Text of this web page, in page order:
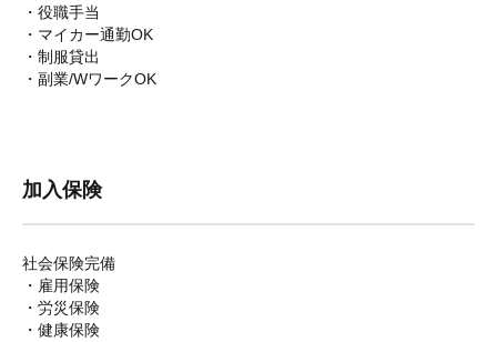
・役職手当
・マイカー通勤OK
・制服貸出
・副業/WワークOK
加入保険
社会保険完備
・雇用保険
・労災保険
・健康保険